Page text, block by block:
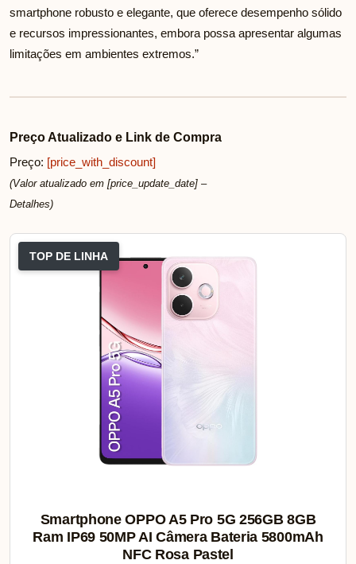
smartphone robusto e elegante, que oferece desempenho sólido
e recursos impressionantes, embora possa apresentar algumas
limitações em ambientes extremos.”
Preço Atualizado e Link de Compra
Preço: [price_with_discount]
(Valor atualizado em [price_update_date] –
Detalhes)
TOP DE LINHA
Smartphone OPPO A5 Pro 5G 256GB 8GB
Ram IP69 50MP AI Câmera Bateria 5800mAh
NFC Rosa Pastel